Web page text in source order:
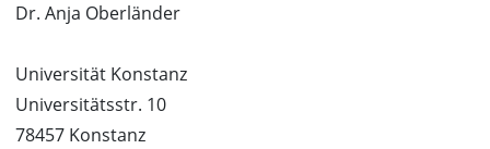
Dr. Anja Oberländer
Universität Konstanz
Universitätsstr. 10
78457 Konstanz